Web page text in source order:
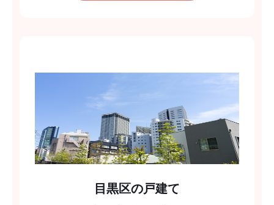
目黒区の戸建て